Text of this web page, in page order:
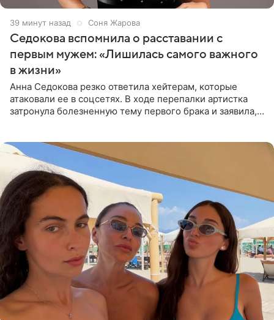
39 минут назад Соня Жарова
Седокова вспомнила о расставании с
первым мужем: «Лишилась самого важного
в жизни»
Анна Седокова резко ответила хейтерам, которые
атаковали ее в соцсетях. В ходе перепалки артистка
затронула болезненную тему первого брака и заявила,